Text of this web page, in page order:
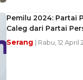
Pemilu 2024: Partai
Caleg dari Partai
Serang | Rabu, 12 April